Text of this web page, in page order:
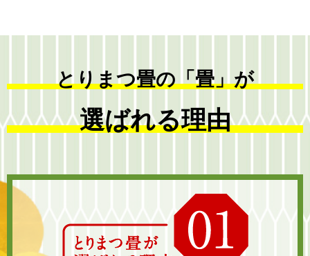
とりまつ畳の「畳」が
選ばれる理由